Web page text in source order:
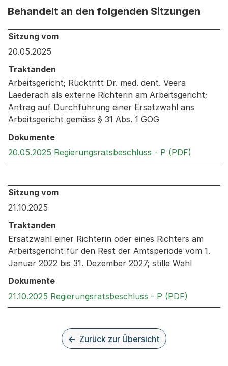
Behandelt an den folgenden Sitzungen
Behandelt an den folgenden Sitzungen: Informationen
Sitzung vom
20.05.2025
Traktanden
Arbeitsgericht; Rücktritt Dr. med. dent. Veera
Laederach als externe Richterin am Arbeitsgericht;
Antrag auf Durchführung einer Ersatzwahl ans
Arbeitsgericht gemäss § 31 Abs. 1 GOG
Dokumente
20.05.2025 Regierungsratsbeschluss - P (PDF)
Behandelt an den folgenden Sitzungen: Informationen
Sitzung vom
21.10.2025
Traktanden
Ersatzwahl einer Richterin oder eines Richters am
Arbeitsgericht für den Rest der Amtsperiode vom 1.
Januar 2022 bis 31. Dezember 2027; stille Wahl
Dokumente
21.10.2025 Regierungsratsbeschluss - P (PDF)
Zurück zur Übersicht